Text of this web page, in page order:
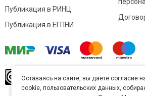
Публикация в РИНЦ
Публикация в ЕГПНИ
произведение
Commons «Attribution»
Оставаясь на сайте, вы даете согласие
cookie, пользовательских данных,